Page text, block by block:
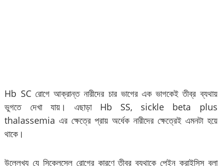
Hb SC রোগে আক্রান্ত নারীদের চার ভাগের এক ভাগকেই তীব্র ব্যথায়
ভুগতে দেখা যায়। এছাড়া Hb SS, sickle beta plus
thalassemia এর ক্ষেত্রে প্রায় অর্ধেক নারীদের ক্ষেত্রেই এমনটা হয়ে
থাকে।
উল্লেখ্য যে সিকেলসেল রোগের কারণে তীব্র ব্যথাকে পেইন ক্রাইসিস বলা